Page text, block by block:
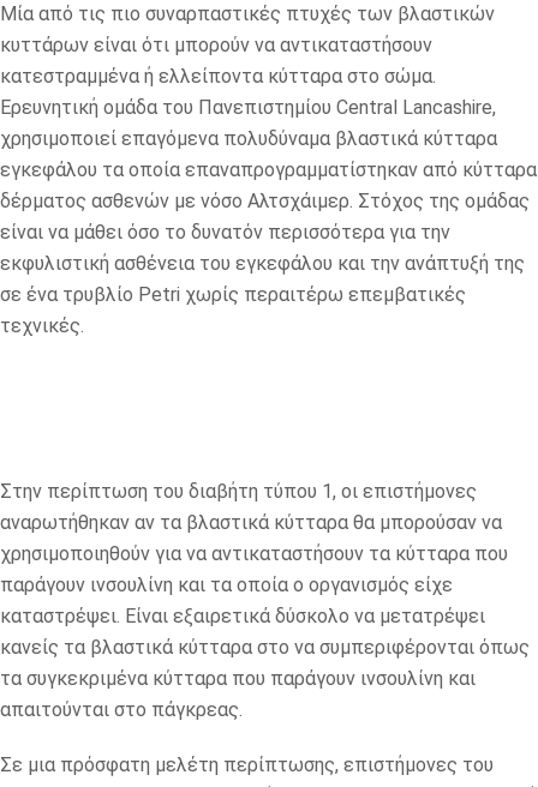
Μία από τις πιο συναρπαστικές πτυχές των βλαστικών
κυττάρων είναι ότι μπορούν να αντικαταστήσουν
κατεστραμμένα ή ελλείποντα κύτταρα στο σώμα.
Ερευνητική ομάδα του Πανεπιστημίου Central Lancashire,
χρησιμοποιεί επαγόμενα πολυδύναμα βλαστικά κύτταρα
εγκεφάλου τα οποία επαναπρογραμματίστηκαν από κύτταρα
δέρματος ασθενών με νόσο Αλτσχάιμερ. Στόχος της ομάδας
είναι να μάθει όσο το δυνατόν περισσότερα για την
εκφυλιστική ασθένεια του εγκεφάλου και την ανάπτυξή της
σε ένα τρυβλίο Petri χωρίς περαιτέρω επεμβατικές
τεχνικές.
Στην περίπτωση του διαβήτη τύπου 1, οι επιστήμονες
αναρωτήθηκαν αν τα βλαστικά κύτταρα θα μπορούσαν να
χρησιμοποιηθούν για να αντικαταστήσουν τα κύτταρα που
παράγουν ινσουλίνη και τα οποία ο οργανισμός είχε
καταστρέψει. Είναι εξαιρετικά δύσκολο να μετατρέψει
κανείς τα βλαστικά κύτταρα στο να συμπεριφέρονται όπως
τα συγκεκριμένα κύτταρα που παράγουν ινσουλίνη και
απαιτούνται στο πάγκρεας.
Σε μια πρόσφατη μελέτη περίπτωσης, επιστήμονες του